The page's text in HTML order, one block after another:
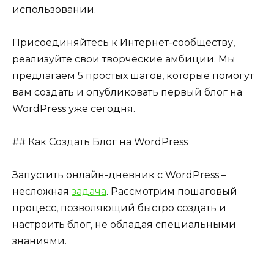
использовании.
Присоединяйтесь к Интернет-сообществу,
реализуйте свои творческие амбиции. Мы
предлагаем 5 простых шагов, которые помогут
вам создать и опубликовать первый блог на
WordPress уже сегодня.
## Как Создать Блог на WordPress
Запустить онлайн-дневник с WordPress –
несложная задача. Рассмотрим пошаговый
процесс, позволяющий быстро создать и
настроить блог, не обладая специальными
знаниями.